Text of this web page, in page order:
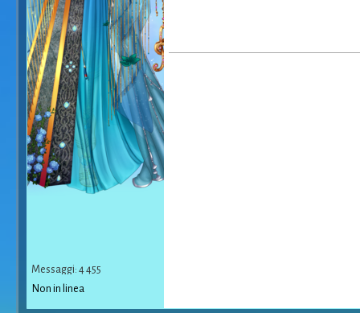
Messaggi: 4 455
Non in linea